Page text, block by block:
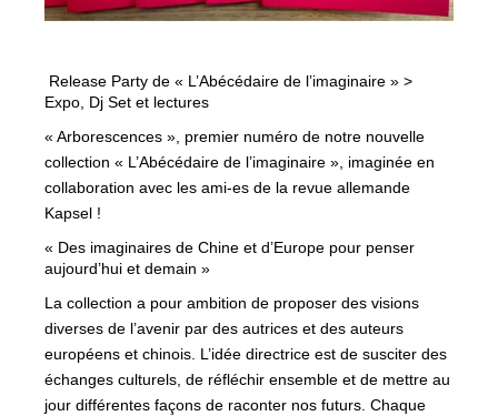
Release Party de « L’Abécédaire de l’imaginaire » >
Expo, Dj Set et lectures
« Arborescences », premier numéro de notre nouvelle
collection « L’Abécédaire de l’imaginaire », imaginée en
collaboration avec les ami-es de la revue allemande
Kapsel !
« Des imaginaires de Chine et d’Europe pour penser
aujourd’hui et demain »
La collection a pour ambition de proposer des visions
diverses de l’avenir par des autrices et des auteurs
européens et chinois. L’idée directrice est de susciter des
échanges culturels, de réfléchir ensemble et de mettre au
jour différentes façons de raconter nos futurs. Chaque